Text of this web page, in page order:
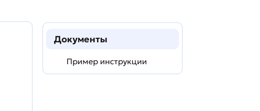
Документы
Пример инструкции